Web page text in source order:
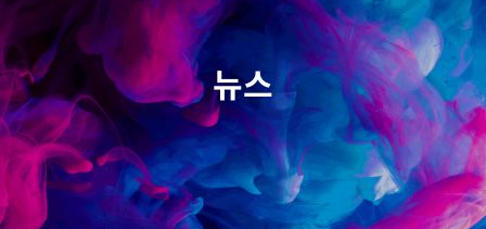
추천 검색어
WRMS WDMS SAP ERP
렌탈 모빌리티 클라우드
뉴스